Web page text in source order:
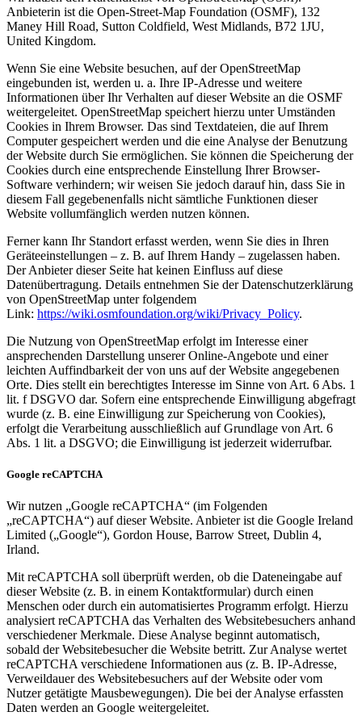
Anbieterin ist die Open-Street-Map Foundation (OSMF), 132
Maney Hill Road, Sutton Coldfield, West Midlands, B72 1JU,
United Kingdom.
Wenn Sie eine Website besuchen, auf der OpenStreetMap
eingebunden ist, werden u. a. Ihre IP-Adresse und weitere
Informationen über Ihr Verhalten auf dieser Website an die OSMF
weitergeleitet. OpenStreetMap speichert hierzu unter Umständen
Cookies in Ihrem Browser. Das sind Textdateien, die auf Ihrem
Computer gespeichert werden und die eine Analyse der Benutzung
der Website durch Sie ermöglichen. Sie können die Speicherung der
Cookies durch eine entsprechende Einstellung Ihrer Browser-
Software verhindern; wir weisen Sie jedoch darauf hin, dass Sie in
diesem Fall gegebenenfalls nicht sämtliche Funktionen dieser
Website vollumfänglich werden nutzen können.
Ferner kann Ihr Standort erfasst werden, wenn Sie dies in Ihren
Geräteeinstellungen – z. B. auf Ihrem Handy – zugelassen haben.
Der Anbieter dieser Seite hat keinen Einfluss auf diese
Datenübertragung. Details entnehmen Sie der Datenschutzerklärung
von OpenStreetMap unter folgendem
Link: https://wiki.osmfoundation.org/wiki/Privacy_Policy.
Die Nutzung von OpenStreetMap erfolgt im Interesse einer
ansprechenden Darstellung unserer Online-Angebote und einer
leichten Auffindbarkeit der von uns auf der Website angegebenen
Orte. Dies stellt ein berechtigtes Interesse im Sinne von Art. 6 Abs. 1
lit. f DSGVO dar. Sofern eine entsprechende Einwilligung abgefragt
wurde (z. B. eine Einwilligung zur Speicherung von Cookies),
erfolgt die Verarbeitung ausschließlich auf Grundlage von Art. 6
Abs. 1 lit. a DSGVO; die Einwilligung ist jederzeit widerrufbar.
Google reCAPTCHA
Wir nutzen „Google reCAPTCHA“ (im Folgenden
„reCAPTCHA“) auf dieser Website. Anbieter ist die Google Ireland
Limited („Google“), Gordon House, Barrow Street, Dublin 4,
Irland.
Mit reCAPTCHA soll überprüft werden, ob die Dateneingabe auf
dieser Website (z. B. in einem Kontaktformular) durch einen
Menschen oder durch ein automatisiertes Programm erfolgt. Hierzu
analysiert reCAPTCHA das Verhalten des Websitebesuchers anhand
verschiedener Merkmale. Diese Analyse beginnt automatisch,
sobald der Websitebesucher die Website betritt. Zur Analyse wertet
reCAPTCHA verschiedene Informationen aus (z. B. IP-Adresse,
Verweildauer des Websitebesuchers auf der Website oder vom
Nutzer getätigte Mausbewegungen). Die bei der Analyse erfassten
Daten werden an Google weitergeleitet.